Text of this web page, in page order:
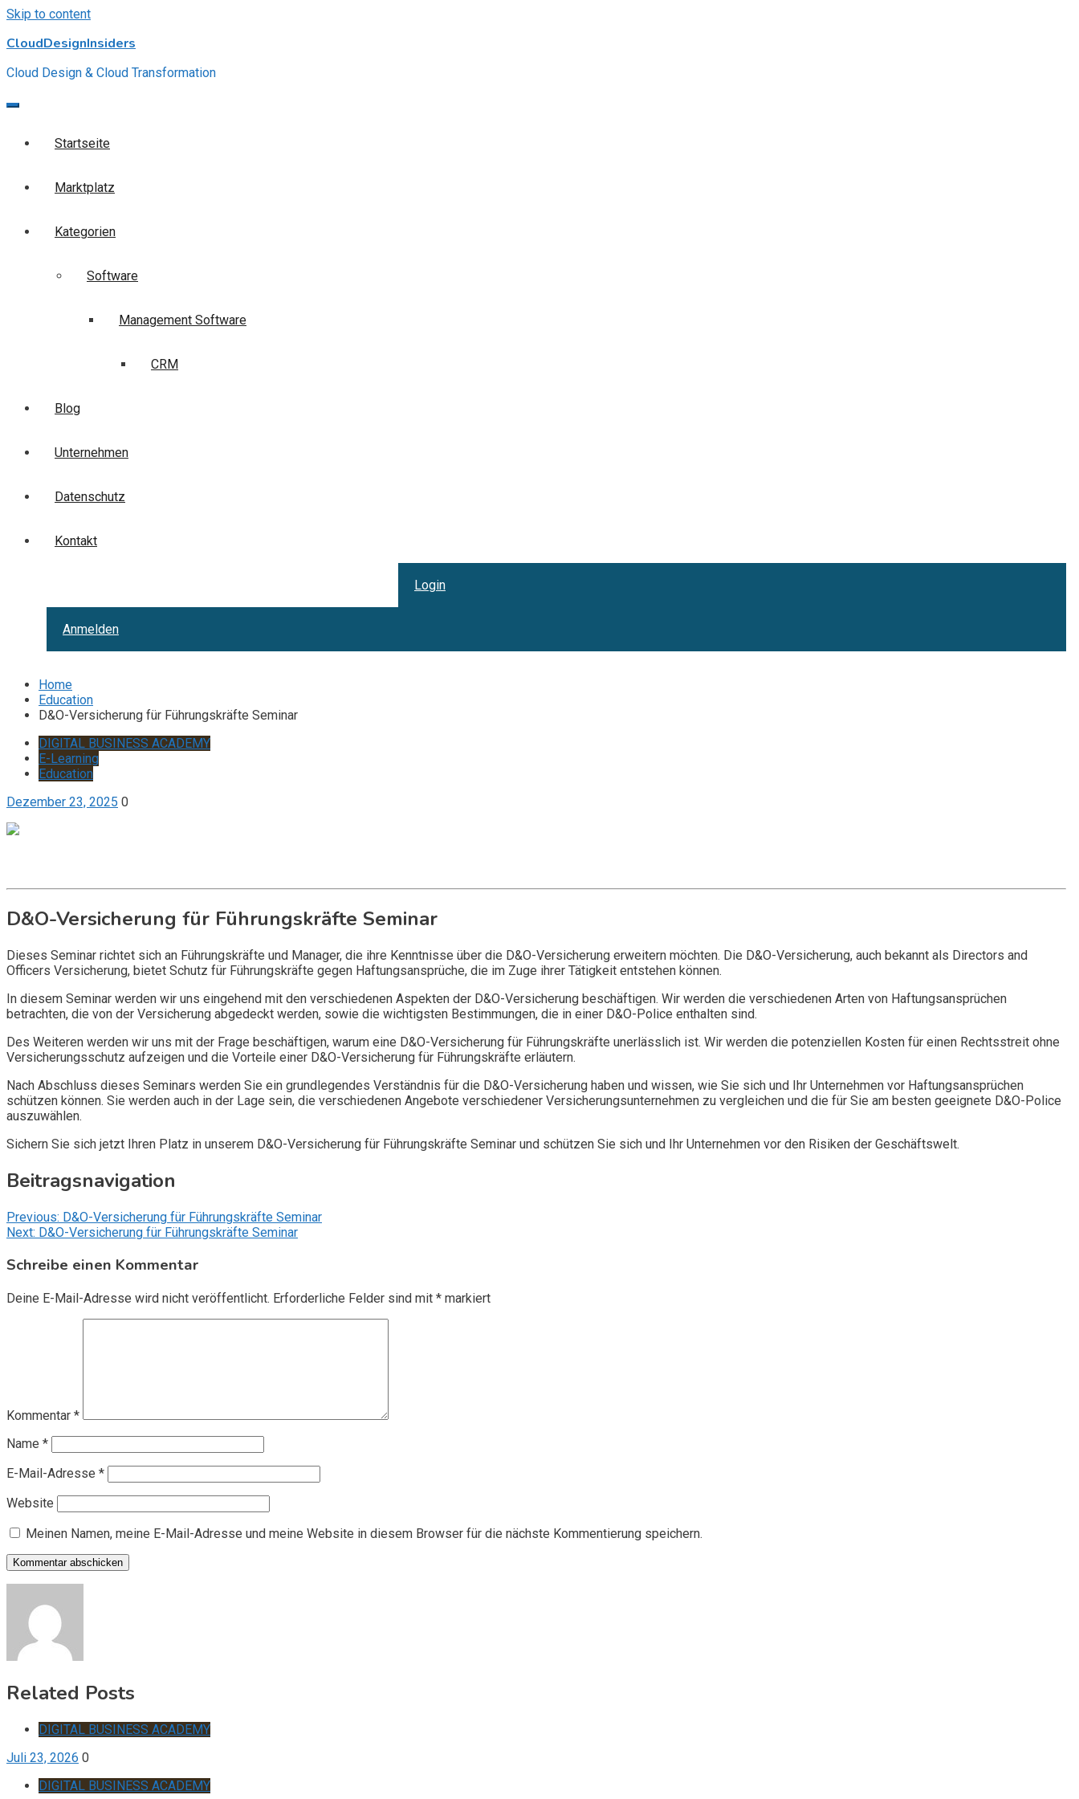
Skip to content
CloudDesignInsiders
Cloud Design & Cloud Transformation
Startseite
Marktplatz
Kategorien
Software
Management Software
CRM
Blog
Unternehmen
Datenschutz
Kontakt
Login
Anmelden
Home
Education
D&O-Versicherung für Führungskräfte Seminar
DIGITAL BUSINESS ACADEMY
E-Learning
Education
Dezember 23, 2025 0
D&O-Versicherung für Führungskräfte Seminar
Dieses Seminar richtet sich an Führungskräfte und Manager, die ihre Kenntnisse über die D&O-Versicherung erweitern möchten. Die D&O-Versicherung, auch bekannt als Directors and
Officers Versicherung, bietet Schutz für Führungskräfte gegen Haftungsansprüche, die im Zuge ihrer Tätigkeit entstehen können.
In diesem Seminar werden wir uns eingehend mit den verschiedenen Aspekten der D&O-Versicherung beschäftigen. Wir werden die verschiedenen Arten von Haftungsansprüchen
betrachten, die von der Versicherung abgedeckt werden, sowie die wichtigsten Bestimmungen, die in einer D&O-Police enthalten sind.
Des Weiteren werden wir uns mit der Frage beschäftigen, warum eine D&O-Versicherung für Führungskräfte unerlässlich ist. Wir werden die potenziellen Kosten für einen Rechtsstreit ohne
Versicherungsschutz aufzeigen und die Vorteile einer D&O-Versicherung für Führungskräfte erläutern.
Nach Abschluss dieses Seminars werden Sie ein grundlegendes Verständnis für die D&O-Versicherung haben und wissen, wie Sie sich und Ihr Unternehmen vor Haftungsansprüchen
schützen können. Sie werden auch in der Lage sein, die verschiedenen Angebote verschiedener Versicherungsunternehmen zu vergleichen und die für Sie am besten geeignete D&O-Police
auszuwählen.
Sichern Sie sich jetzt Ihren Platz in unserem D&O-Versicherung für Führungskräfte Seminar und schützen Sie sich und Ihr Unternehmen vor den Risiken der Geschäftswelt.
Beitragsnavigation
Previous: D&O-Versicherung für Führungskräfte Seminar
Next: D&O-Versicherung für Führungskräfte Seminar
Schreibe einen Kommentar
Deine E-Mail-Adresse wird nicht veröffentlicht. Erforderliche Felder sind mit * markiert
Kommentar *
Name *
E-Mail-Adresse *
Website
Meinen Namen, meine E-Mail-Adresse und meine Website in diesem Browser für die nächste Kommentierung speichern.
Related Posts
DIGITAL BUSINESS ACADEMY
Juli 23, 2026 0
DIGITAL BUSINESS ACADEMY